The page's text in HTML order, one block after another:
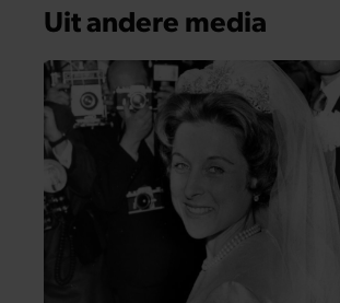
Uit andere media